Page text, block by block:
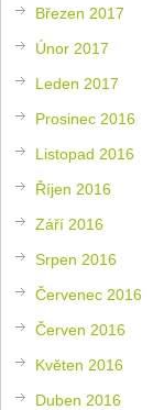
Březen 2017
Únor 2017
Leden 2017
Prosinec 2016
Listopad 2016
Říjen 2016
Září 2016
Srpen 2016
Červenec 2016
Červen 2016
Květen 2016
Duben 2016